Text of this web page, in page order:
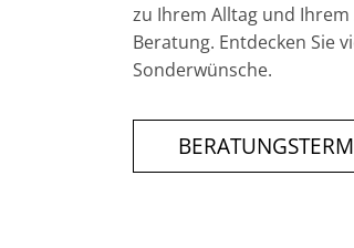
zu Ihrem Alltag und
Beratung. Entdecken Sie
Sonderwünsche.